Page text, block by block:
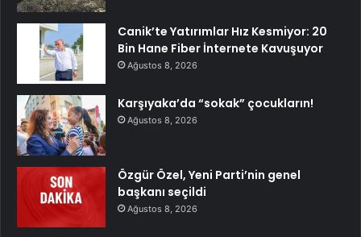
Canik’te Yatırımlar Hız Kesmiyor: 20
Bin Hane Fiber İnternete Kavuşuyor
Ağustos 8, 2026
Karşıyaka’da “sokak” çocukların!
Ağustos 8, 2026
Özgür Özel, Yeni Parti’nin genel
başkanı seçildi
Ağustos 8, 2026